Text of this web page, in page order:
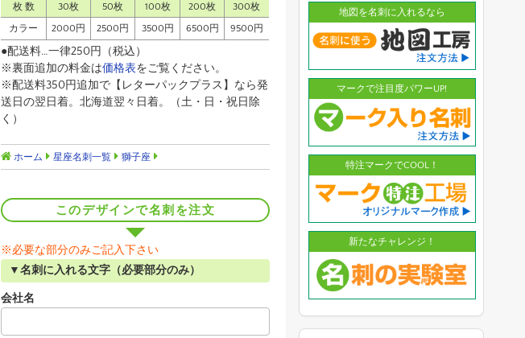
枚 数 30枚 50枚 100枚 200枚 300枚
カラー 2000円 2500円 3500円 6500円 9500円
●配送料…一律250円（税込）
※裏面追加の料金は価格表をご覧ください。
※配送料350円追加で【レターパックプラス】なら発
送日の翌日着。北海道翌々日着。（土・日・祝日除
く）
ホーム 星座名刺一覧 獅子座
このデザインで名刺を注文
※必要な部分のみご記入下さい
▼名刺に入れる文字（必要部分のみ）
会社名
地図を名刺に入れるなら
マークで注目度パワーUP!
特注マークでCOOL！
新たなチャレンジ！